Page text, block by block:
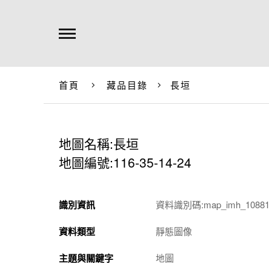
首頁 藏品目錄 長垣
地圖名稱:長垣
地圖編號:116-35-14-24
識別資訊 資料識別碼:map_imh_10881
資料類型 靜態圖像
主題與關鍵字 地圖